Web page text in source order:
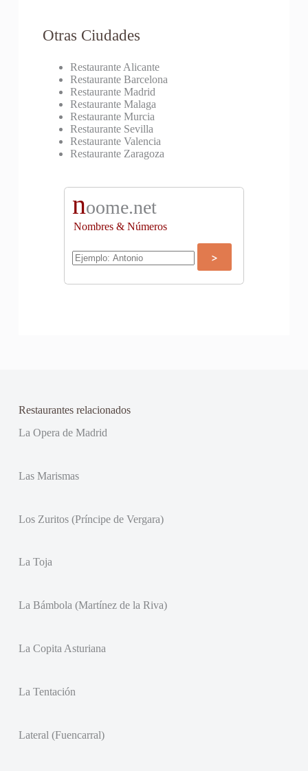
Otras Ciudades
Restaurante Alicante
Restaurante Barcelona
Restaurante Madrid
Restaurante Malaga
Restaurante Murcia
Restaurante Sevilla
Restaurante Valencia
Restaurante Zaragoza
noome.net
Nombres & Números
Restaurantes relacionados
La Opera de Madrid
Las Marismas
Los Zuritos (Príncipe de Vergara)
La Toja
La Bámbola (Martínez de la Riva)
La Copita Asturiana
La Tentación
Lateral (Fuencarral)